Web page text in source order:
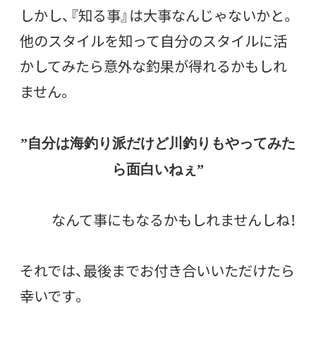
しかし、『知る事』は大事なんじゃないかと。
他のスタイルを知って自分のスタイルに活
かしてみたら意外な釣果が得れるかもしれ
ません。
”自分は海釣り派だけど川釣りもやってみた
ら面白いねぇ”
なんて事にもなるかもしれませんしね！
それでは、最後までお付き合いいただけたら
幸いです。